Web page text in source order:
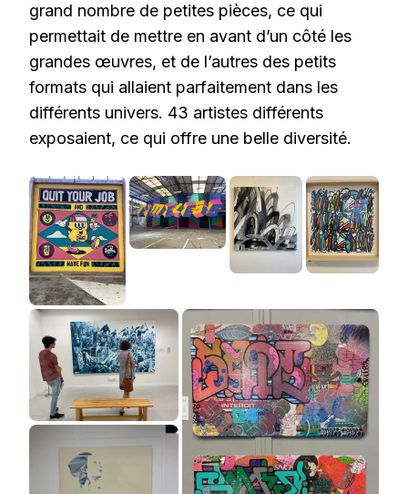
grand nombre de petites pièces, ce qui
permettait de mettre en avant d’un côté les
grandes œuvres, et de l’autres des petits
formats qui allaient parfaitement dans les
différents univers. 43 artistes différents
exposaient, ce qui offre une belle diversité.